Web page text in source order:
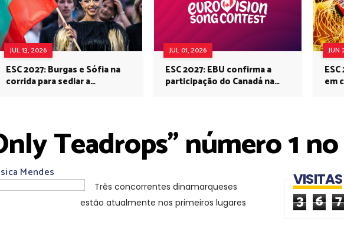
JUL 13, 2026
ESC 2027: Burgas e Sófia na
corrida para sediar a
JUL 01, 2026
ESC 2027: EBU confirma a
participação do Canadá na
JUN
em
Teadrops" número 1
Mendes
Três concorrentes dinamarqueses
estão atualmente nos primeiros lugares
VISITAS
3 6 7